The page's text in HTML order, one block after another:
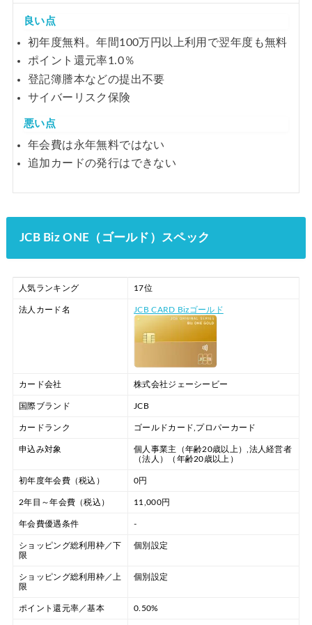
良い点
初年度無料。年間100万円以上利用で翌年度も無料
ポイント還元率1.0％
登記簿謄本などの提出不要
サイバーリスク保険
悪い点
年会費は永年無料ではない
追加カードの発行はできない
JCB Biz ONE（ゴールド）スペック
人気ランキング 17位
法人カード名 JCB CARD Bizゴールド
カード会社 株式会社ジェーシービー
国際ブランド JCB
カードランク ゴールドカード,プロパーカード
申込み対象
個人事業主（年齢20歳以上）,法人経営者
（法人）（年齢20歳以上）
初年度年会費（税込） 0円
2年目～年会費（税込） 11,000円
年会費優遇条件 -
ショッピング総利用枠／下
限
個別設定
ショッピング総利用枠／上
限
個別設定
ポイント還元率／基本 0.50%